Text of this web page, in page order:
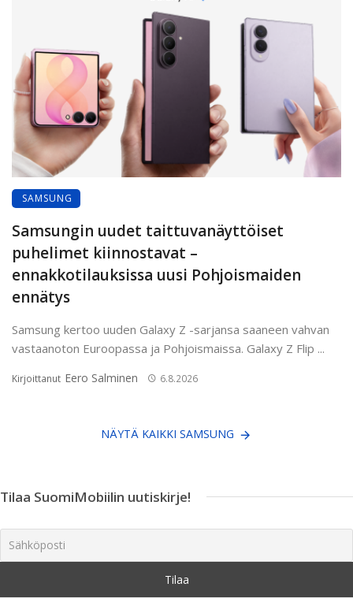
SAMSUNG
Samsungin uudet taittuvanäyttöiset
puhelimet kiinnostavat –
ennakkotilauksissa uusi Pohjoismaiden
ennätys
Samsung kertoo uuden Galaxy Z -sarjansa saaneen vahvan
vastaanoton Euroopassa ja Pohjoismaissa. Galaxy Z Flip ...
Kirjoittanut Eero Salminen 6.8.2026
NÄYTÄ KAIKKI SAMSUNG
Tilaa SuomiMobiilin uutiskirje!